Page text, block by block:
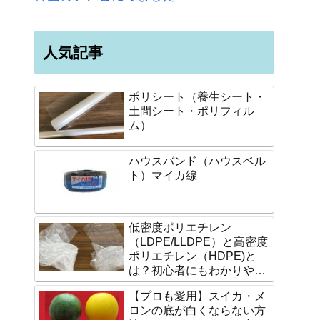
人気記事
ポリシート（養生シート・
土間シート・ポリフィル
ム）
ハウスバンド（ハウスベル
ト）マイカ線
低密度ポリエチレン
（LDPE/LLDPE）と高密度
ポリエチレン（HDPE)と
は？初心者にもわかりやす
く説明します。
【プロも愛用】スイカ・メ
ロンの底が白くならない方